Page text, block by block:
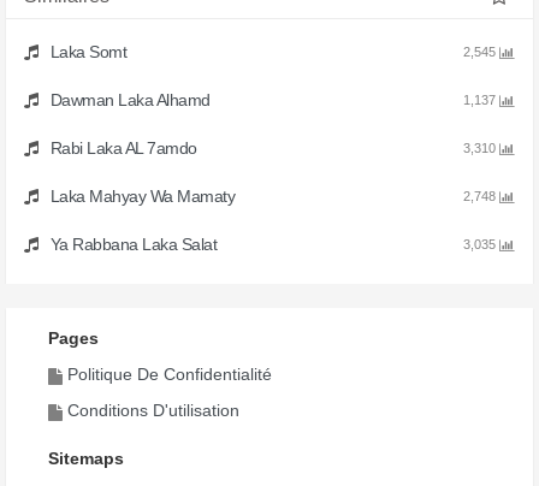
Laka Somt 2,545
Dawman Laka Alhamd 1,137
Rabi Laka AL 7amdo 3,310
Laka Mahyay Wa Mamaty 2,748
Ya Rabbana Laka Salat 3,035
Pages
Politique De Confidentialité
Conditions D'utilisation
Sitemaps